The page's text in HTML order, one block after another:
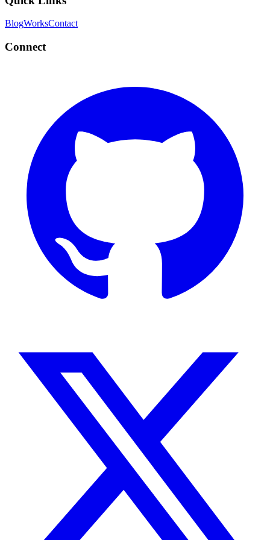
BlogWorksContact
Connect